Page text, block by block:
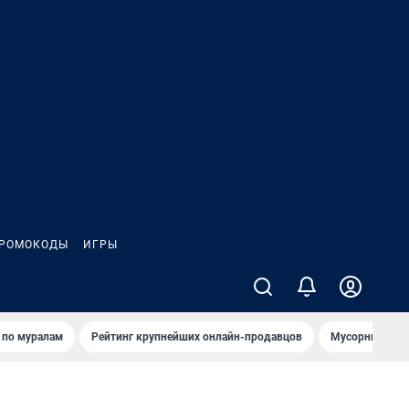
ИГРЫ
по мурaлaм Рейтинг крупнейших онлайн-продавцов Мусорный